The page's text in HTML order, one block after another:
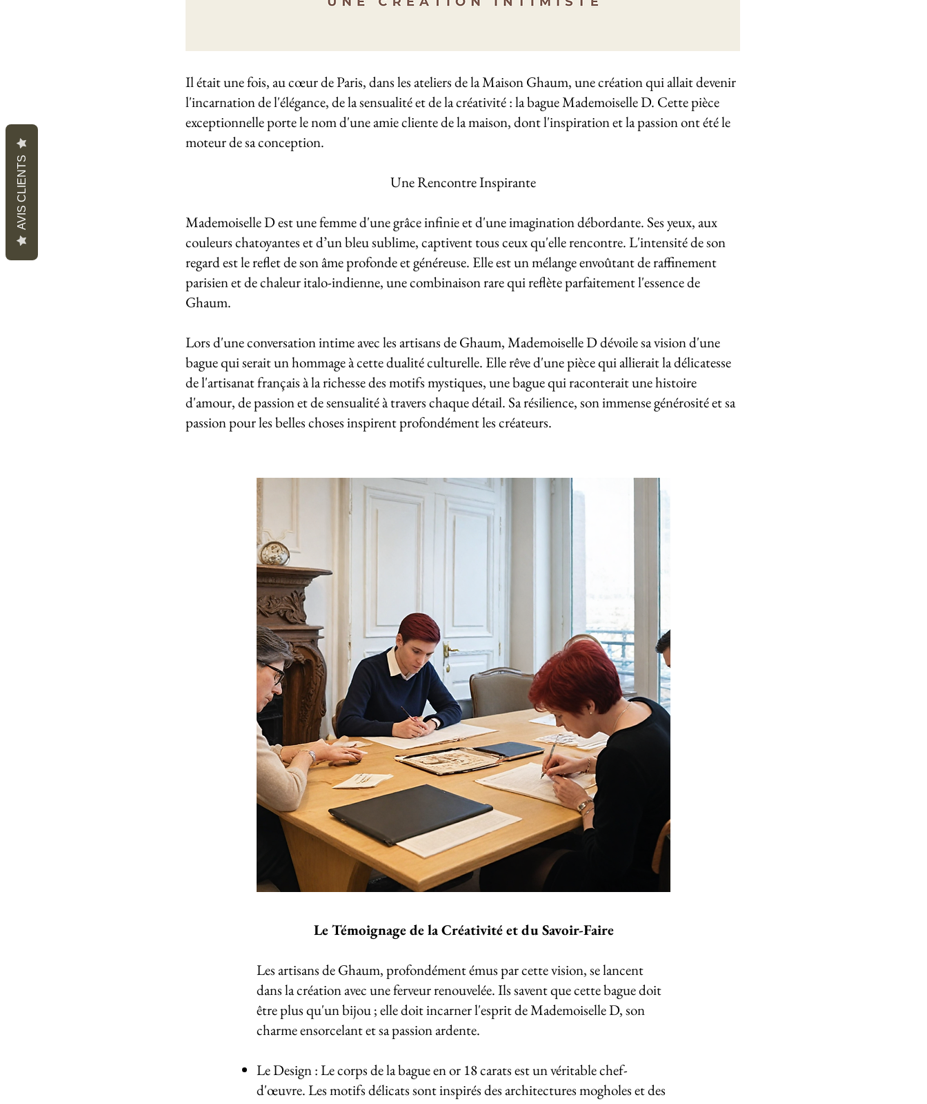
Il était une fois, au cœur de Paris, dans les ateliers de la Maison Ghaum, une création qui allait devenir
l'incarnation de l'élégance, de la sensualité et de la créativité : la bague Mademoiselle D. Cette pièce
exceptionnelle porte le nom d'une amie cliente de la maison, dont l'inspiration et la passion ont été le
moteur de sa conception.
Une Rencontre Inspirante
Mademoiselle D est une femme d'une grâce infinie et d'une imagination débordante. Ses yeux, aux
couleurs chatoyantes et d’un bleu sublime, captivent tous ceux qu'elle rencontre. L'intensité de son
regard est le reflet de son âme profonde et généreuse. Elle est un mélange envoûtant de raffinement
parisien et de chaleur italo-indienne, une combinaison rare qui reflète parfaitement l'essence de
Ghaum.
Lors d'une conversation intime avec les artisans de Ghaum, Mademoiselle D dévoile sa vision d'une
bague qui serait un hommage à cette dualité culturelle. Elle rêve d'une pièce qui allierait la délicatesse
de l'artisanat français à la richesse des motifs mystiques, une bague qui raconterait une histoire
d'amour, de passion et de sensualité à travers chaque détail. Sa résilience, son immense générosité et sa
passion pour les belles choses inspirent profondément les créateurs.
Le Témoignage de la Créativité et du Savoir-Faire
Les artisans de Ghaum, profondément émus par cette vision, se lancent
dans la création avec une ferveur renouvelée. Ils savent que cette bague doit
être plus qu'un bijou ; elle doit incarner l'esprit de Mademoiselle D, son
charme ensorcelant et sa passion ardente.
Le Design : Le corps de la bague en or 18 carats est un véritable chef-
d'œuvre. Les motifs délicats sont inspirés des architectures mogholes et des
AVIS CLIENTS